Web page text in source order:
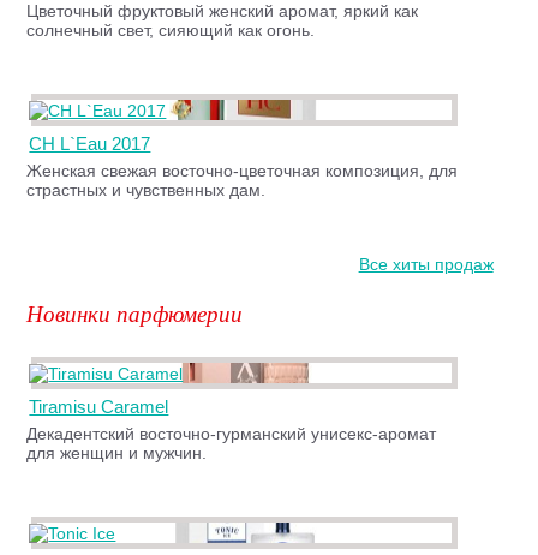
Цветочный фруктовый женский аромат, яркий как
солнечный свет, сияющий как огонь.
CH L`Eau 2017
Женская свежая восточно-цветочная композиция, для
страстных и чувственных дам.
Все хиты продаж
Новинки парфюмерии
Tiramisu Caramel
Декадентский восточно-гурманский унисекс-аромат
для женщин и мужчин.